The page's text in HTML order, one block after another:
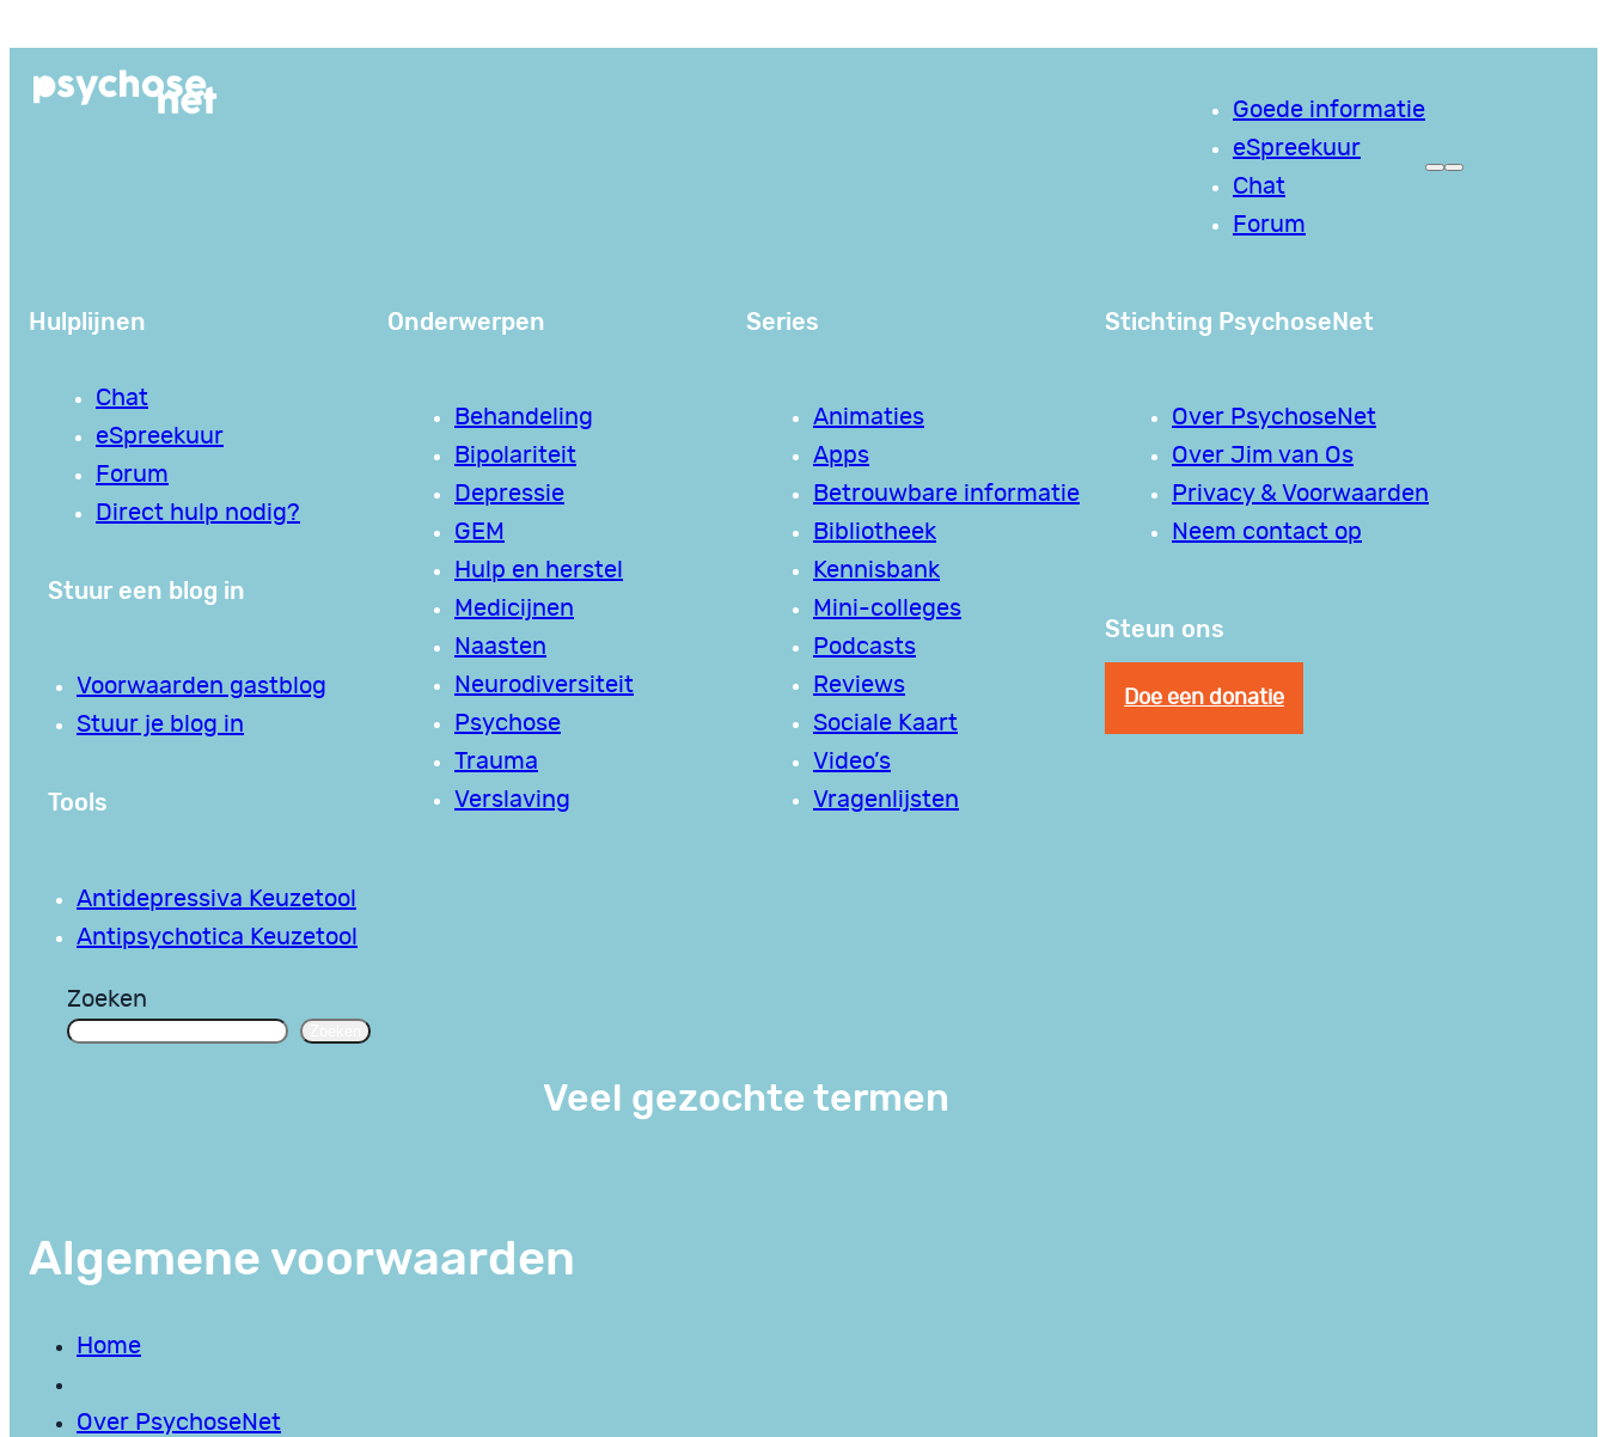
Goede informatie
eSpreekuur
Chat
Forum
Hulplijnen
Chat
eSpreekuur
Forum
Direct hulp nodig?
Stuur een blog in
Voorwaarden gastblog
Stuur je blog in
Tools
Antidepressiva Keuzetool
Antipsychotica Keuzetool
Onderwerpen
Behandeling
Bipolariteit
Depressie
GEM
Hulp en herstel
Medicijnen
Naasten
Neurodiversiteit
Psychose
Trauma
Verslaving
Series
Animaties
Apps
Betrouwbare informatie
Bibliotheek
Kennisbank
Mini-colleges
Podcasts
Reviews
Sociale Kaart
Video’s
Vragenlijsten
Stichting PsychoseNet
Over PsychoseNet
Over Jim van Os
Privacy & Voorwaarden
Neem contact op
Steun ons
Doe een donatie
Zoeken
Veel gezochte termen
Algemene voorwaarden
Home
Over PsychoseNet